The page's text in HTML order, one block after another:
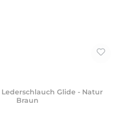
Glide - Natur
Braun